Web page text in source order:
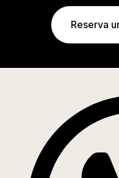
Reserva